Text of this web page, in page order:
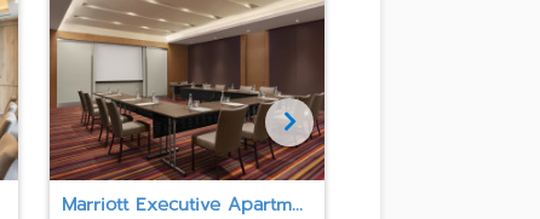
Marriott Executive Apartm...